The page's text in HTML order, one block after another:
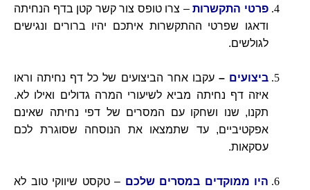
פרטי התקשרות– צרו טופס צור קשר קטן בדף הנחיתה
ודאגו שפרטי ההתקשרות איתכם יהיו ברורים ונגישים
לגולשים.
ביצועים –עקבו אחר הביצועים של כל דף נחיתה וראו
איזה דף נחיתה מביא לשיעורי המרה גדולים ואילו לא.
תקנו, שנו ושחקו עם המסרים של דפי נחיתה שאינם
אפקטיביים, עד שתמצאו את הנוסחה שסוגרת לכם
עסקאות.
היו ממוקדים במסרים שלכם – טקסט שיווקי טוב לא